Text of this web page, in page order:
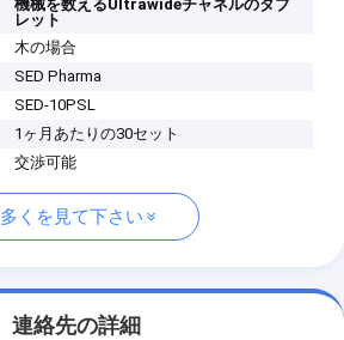
機械を数えるUltrawideチャネルのタブ
レット
木の場合
SED Pharma
SED-10PSL
1ヶ月あたりの30セット
交渉可能
多くを見て下さい
連絡先の詳細